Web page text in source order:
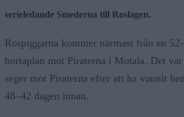
serieledande Smederna till Roslagen.
Rospiggarna kommer närmast från en
bortaplan mot Piraterna i Motala. Det var
seger mot Piraterna efter att ha vunnit
48–42 dagen innan.